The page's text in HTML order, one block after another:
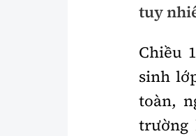
An ninh hình sự
tuy
Chiều
sinh
toàn,
trường